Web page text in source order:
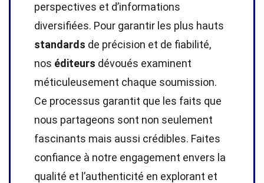
perspectives et d’informations
diversifiées. Pour garantir les plus hauts
standards de précision et de fiabilité,
nos éditeurs dévoués examinent
méticuleusement chaque soumission.
Ce processus garantit que les faits que
nous partageons sont non seulement
fascinants mais aussi crédibles. Faites
confiance à notre engagement envers la
qualité et l’authenticité en explorant et